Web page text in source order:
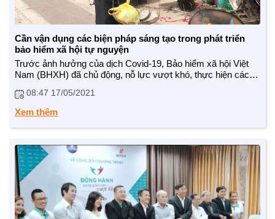
CUỘC SỐNG TƯƠI ĐẸP
Nối trọn yêu thương VTV1
Trái tim có nắng
Cần vận dụng các biện pháp sáng tạo trong phát triển
bảo hiểm xã hội tự nguyện
Trước ảnh hưởng của dịch Covid-19, Bảo hiểm xã hội Việt
Nam (BHXH) đã chủ động, nỗ lực vượt khó, thực hiện các
mục tiêu “kép” vừa mở rộng hiệu quả diện bao phủ người
tham gia BHXH tự nguyện, vừa đảm bảo đúng các quy định
về phòng, chống dịch bệnh.
08:47 17/05/2021
Xem thêm